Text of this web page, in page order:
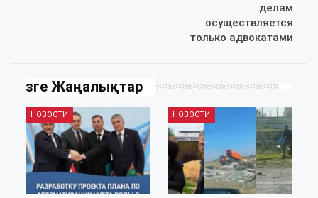
делам
осуществляется
только адвокатами
Өзге Жаңалықтар
НОВОСТИ НОВОСТИ